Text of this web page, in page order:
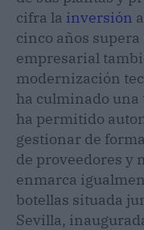
cifra la inversión
cinco años
empresarial
modernización
ha culminado
ha permitido
gestionar de
de proveedores y
enmarca
botellas situada
Sevilla,